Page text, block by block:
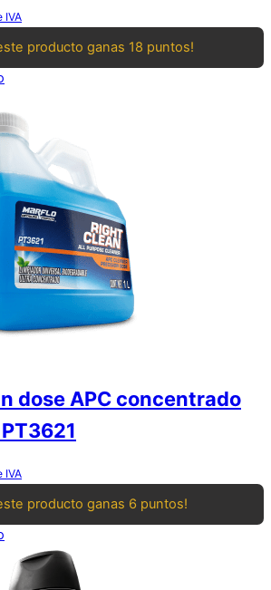
IVA
producto ganas 18 puntos!
dose APC concentrado
IVA
producto ganas 6 puntos!